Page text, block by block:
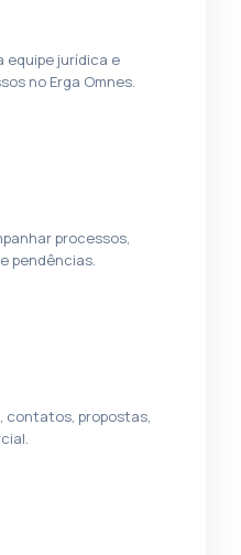
equipe jurídica e
no Erga Omnes.
processos,
pendências.
contatos, propostas,